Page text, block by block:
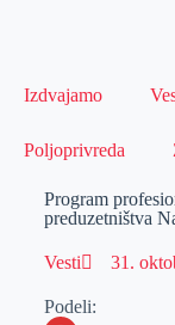
Izdvajamo
Poljoprivreda
Program
preduzetništva
Vesti 31.
Podeli: